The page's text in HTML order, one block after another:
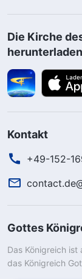
Die Kirche
herunterladen
Kontakt
+49-152-
Gottes
Das Königreich
das Königreich